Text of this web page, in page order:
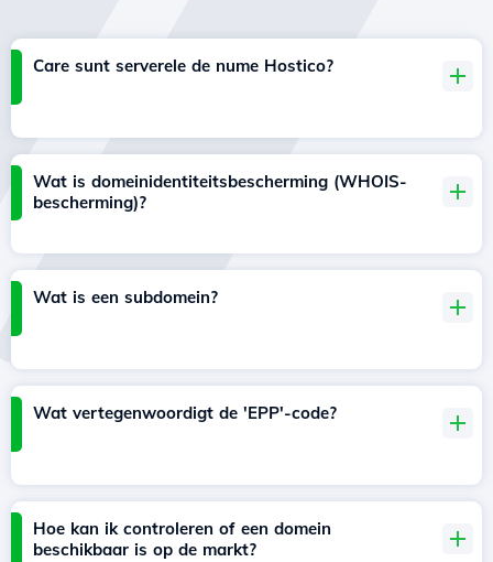
Care sunt serverele de nume Hostico?
Wat is domeinidentiteitsbescherming (WHOIS-
bescherming)?
Wat is een subdomein?
Wat vertegenwoordigt de 'EPP'-code?
Hoe kan ik controleren of een domein
beschikbaar is op de markt?